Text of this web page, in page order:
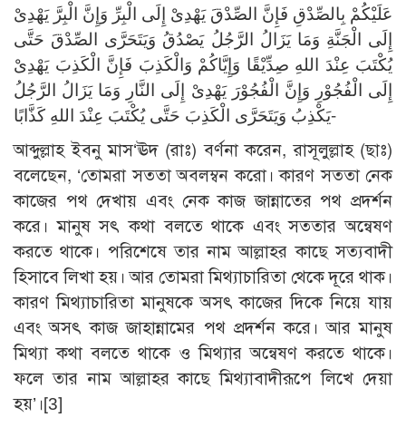
عَلَيْكُمْ بِالصِّدْقِ فَإِنَّ الصِّدْقَ يَهْدِىْ إِلَى الْبِرِّ وَإِنَّ الْبِرَّ يَهْدِىْ
إِلَى الْجَنَّةِ وَمَا يَزَالُ الرَّجُلُ يَصْدُقُ وَيَتَحَرَّى الصِّدْقَ حَتَّى
يُكْتَبَ عِنْدَ اللهِ صِدِّيْقًا وَإِيَّاكُمْ وَالْكَذِبَ فَإِنَّ الْكَذِبَ يَهْدِىْ
إِلَى الْفُجُوْرِ وَإِنَّ الْفُجُوْرَ يَهْدِىْ إِلَى النَّارِ وَمَا يَزَالُ الرَّجُلُ
يَكْذِبُ وَيَتَحَرَّى الْكَذِبَ حَتَّى يُكْتَبَ عِنْدَ اللهِ كَذَّابًا-
আব্দুল্লাহ ইবনু মাস‘ঊদ (রাঃ) বর্ণনা করেন, রাসূলুল্লাহ (ছাঃ)
বলেছেন, ‘তোমরা সততা অবলম্বন করো। কারণ সততা নেক
কাজের পথ দেখায় এবং নেক কাজ জান্নাতের পথ প্রদর্শন
করে। মানুষ সৎ কথা বলতে থাকে এবং সততার অন্বেষণ
করতে থাকে। পরিশেষে তার নাম আল্লাহর কাছে সত্যবাদী
হিসাবে লিখা হয়। আর তোমরা মিথ্যাচারিতা থেকে দূরে থাক।
কারণ মিথ্যাচারিতা মানুষকে অসৎ কাজের দিকে নিয়ে যায়
এবং অসৎ কাজ জাহান্নামের পথ প্রদর্শন করে। আর মানুষ
মিথ্যা কথা বলতে থাকে ও মিথ্যার অন্বেষণ করতে থাকে।
ফলে তার নাম আল্লাহর কাছে মিথ্যাবাদীরূপে লিখে দেয়া
হয়’।[3]